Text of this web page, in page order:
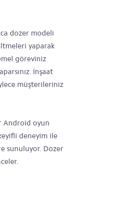
dozer modeli
yaparak
göreviniz
İnşaat
müşterileriniz
Android oyun
deneyim ile
sunuluyor. Dozer